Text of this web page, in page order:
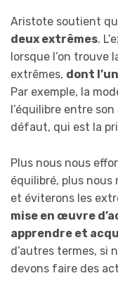
Aristote soutient
deux extrêmes.
lorsque l’on trouve
extrêmes, dont
Par exemple, la
l’équilibre entre
défaut, qui est la
Plus nous nous
équilibré, plus nous
et éviterons les
mise en œuvre
apprendre et
d’autres termes, si
devons faire des